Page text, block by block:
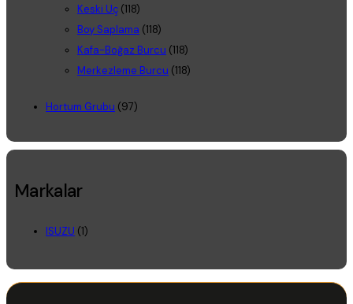
Keski Uç (118)
Boy Saplama (118)
Kafa-Boğaz Burcu (118)
Merkezleme Burcu (118)
Hortum Grubu (97)
Markalar
ISUZU (1)